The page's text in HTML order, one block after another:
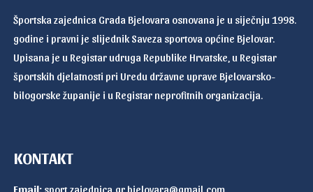
Športska zajednica Grada Bjelovara osnovana je u siječnju 1998.
godine i pravni je slijednik Saveza sportova općine Bjelovar.
Upisana je u Registar udruga Republike Hrvatske, u Registar
športskih djelatnosti pri Uredu državne uprave Bjelovarsko-
bilogorske županije i u Registar neprofitnih organizacija.
KONTAKT
Email: sport.zajednica.gr.bjelovara@gmail.com